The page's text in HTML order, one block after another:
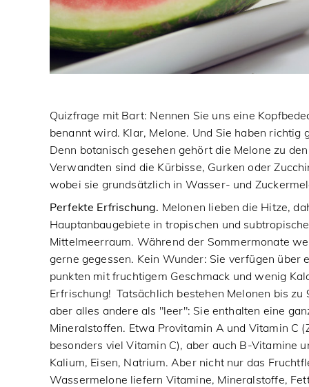
Quizfrage mit Bart: Nennen Sie uns eine
benannt wird. Klar, Melone. Und Sie haben richtig
Denn botanisch gesehen gehört die Melone zu
Verwandten sind die Kürbisse, Gurken oder
wobei sie grundsätzlich in Wasser- und
Perfekte Erfrischung. Melonen lieben die Hitze,
Hauptanbaugebiete in tropischen und
Mittelmeerraum. Während der Sommermonate
gerne gegessen. Kein Wunder: Sie verfügen über
punkten mit fruchtigem Geschmack und wenig
Erfrischung! Tatsächlich bestehen Melonen bis
aber alles andere als "leer": Sie enthalten eine
Mineralstoffen. Etwa Provitamin A und Vitamin C
besonders viel Vitamin C), aber auch B-Vitamine
Kalium, Eisen, Natrium. Aber nicht nur das
Wassermelone liefern Vitamine, Mineralstoffe,